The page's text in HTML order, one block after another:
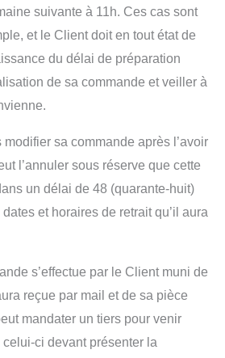
suivante à 11h. Ces cas sont
et le Client doit en tout état de
du délai de préparation
de sa commande et veiller à
sa commande après l’avoir
l’annuler sous réserve que cette
un délai de 48 (quarante-huit)
et horaires de retrait qu’il aura
s’effectue par le Client muni de
reçue par mail et de sa pièce
mandater un tiers pour venir
ci devant présenter la